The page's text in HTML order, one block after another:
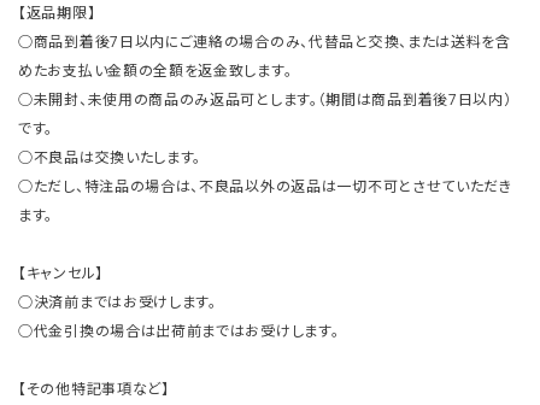
【返品期限】
○商品到着後7日以内にご連絡の場合のみ、代替品と交換、または送料を含
めたお支払い金額の全額を返金致します。
○未開封、未使用の商品のみ返品可とします。（期間は商品到着後7日以内）
です。
○不良品は交換いたします。
○ただし、特注品の場合は、不良品以外の返品は一切不可とさせていただき
ます。
【キャンセル】
○決済前まではお受けします。
○代金引換の場合は出荷前まではお受けします。
【その他特記事項など】